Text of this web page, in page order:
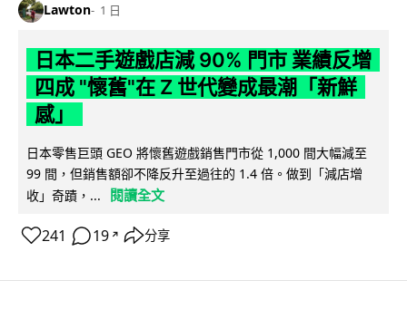
Lawton 1 日
日本二手遊戲店減 90% 門市 業績反增
四成 "懷舊"在 Z 世代變成最潮「新鮮
感」
日本零售巨頭 GEO 將懷舊遊戲銷售門市從 1,000 間大幅減至
99 間，但銷售額卻不降反升至過往的 1.4 倍。做到「減店增
收」奇蹟，...
閱讀全文
241 19 ↗ 分享